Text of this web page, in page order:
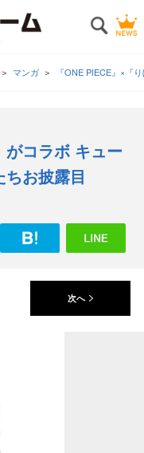
マンガ 『ONE PIECE』×『
がコラボ キュー
ちお披露目
次へ